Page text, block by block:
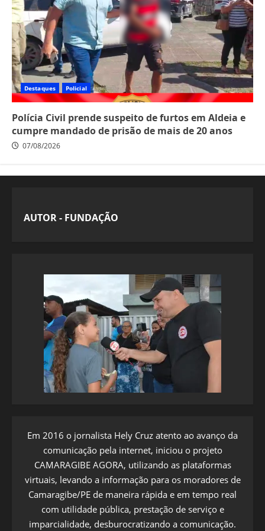
Destaques Policial
Polícia Civil prende suspeito de furtos em Aldeia e
cumpre mandado de prisão de mais de 20 anos
07/08/2026
AUTOR - FUNDAÇÃO
Em 2016 o jornalista Hely Cruz atento ao avanço da
comunicação pela internet, iniciou o projeto
CAMARAGIBE AGORA, utilizando as plataformas
virtuais, levando a informação para os moradores de
Camaragibe/PE de maneira rápida e em tempo real
com utilidade pública, prestação de serviço e
imparcialidade, desburocratizando a comunicação.